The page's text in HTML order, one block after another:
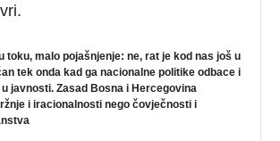
toku, malo pojašnjenje: ne, rat je kod nas još u
tek onda kad ga nacionalne politike odbace i
javnosti. Zasad Bosna i Hercegovina
i iracionalnosti nego čovječnosti i